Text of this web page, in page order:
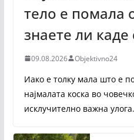
тело е помала
знаете ли каде
09.08.2026 Objektivno24
Иако е толку мала што е
најмалата коска во
исклучително важна